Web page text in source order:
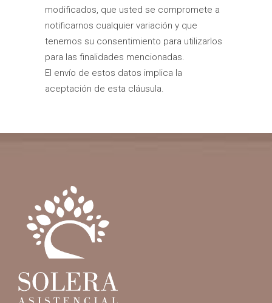
modificados, que usted se compromete a
notificarnos cualquier variación y que
tenemos su consentimiento para utilizarlos
para las finalidades mencionadas.
El envío de estos datos implica la
aceptación de esta cláusula.